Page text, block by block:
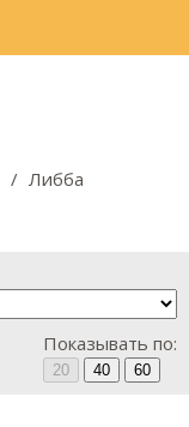
/ Либба
Показывать по:
20 40 60